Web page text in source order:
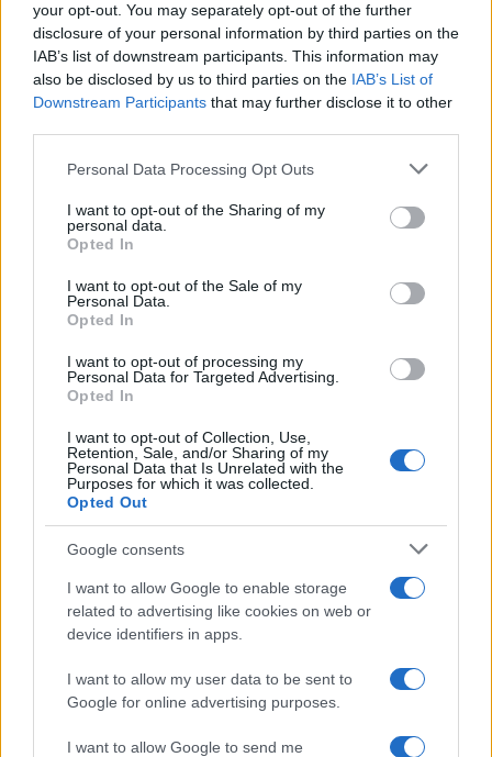
your opt-out. You may separately opt-out of the further
disclosure of your personal information by third parties on the
IAB’s list of downstream participants. This information may
also be disclosed by us to third parties on the IAB’s List of
Downstream Participants that may further disclose it to other
Please note that this website/app uses one or more Google
not limited to your visit or usage behaviour. You may click to
grant or deny consent to Google and its third-party tags to
use your data for below specified purposes in below Google
consent section.
Personal Data Processing Opt Outs
I want to opt-out of the Sharing of my
personal data.
Opted In
I want to opt-out of the Sale of my
Personal Data.
Opted In
I want to opt-out of processing my
Personal Data for Targeted Advertising.
Opted In
I want to opt-out of Collection, Use,
Retention, Sale, and/or Sharing of my
Personal Data that Is Unrelated with the
Purposes for which it was collected.
Opted Out
Google consents
I want to allow Google to enable storage
related to advertising like cookies on web or
device identifiers in apps.
I want to allow my user data to be sent to
Google for online advertising purposes.
I want to allow Google to send me
Continua a leggere
LIFESTYLE
Le nuove Havaianas Kitten Heel debuttano a
Matteo Pellegrino · 7 Ago 2026
BELLEZZA